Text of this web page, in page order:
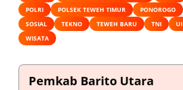
POLRI
POLSEK TEWEH TIMUR
PONOROGO
SOSIAL
TEKNO TEWEH BARU TNI
UI
WISATA
Pemkab Barito Utara